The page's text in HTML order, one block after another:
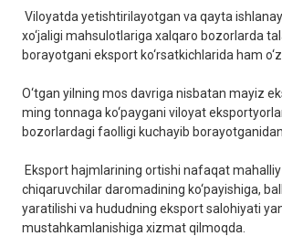
Viloyatda yetishtirilayotgan va qayta
xo‘jaligi mahsulotlariga xalqaro bozorlarda
borayotgani eksport ko‘rsatkichlarida ham
O‘tgan yilning mos davriga nisbatan mayiz
ming tonnaga ko‘paygani viloyat
bozorlardagi faolligi kuchayib
Eksport hajmlarining ortishi nafaqat
chiqaruvchilar daromadining ko‘payishiga,
yaratilishi va hududning eksport salohiyati
mustahkamlanishiga xizmat qilmoqda.